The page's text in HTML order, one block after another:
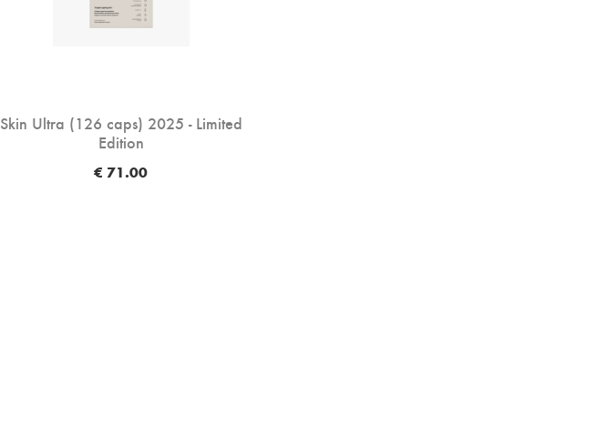
Skin Ultra (126 caps) 2025 - Limited
Edition
€ 71.00